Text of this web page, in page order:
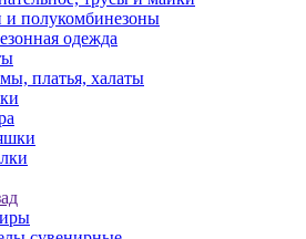
полукомбинезоны
одежда
платья, халаты